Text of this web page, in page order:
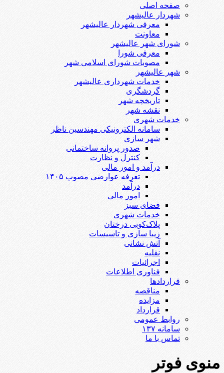
صفحه اصلی
شهردار عالیشهر
معرفی شهردار عالیشهر
معاونت
شورای شهر عالیشهر
معرفی شورا
مصوبات شورای اسلامی شهر
شهر عالیشهر
خدمات شهرداری عالیشهر
گردشگری
تاریخچه شهر
نقشه شهر
خدمات شهری
سامانه الکترونیکی مهندسین ناظر
شهر سازی
صدور پروانه ساختمانی
کنترل و نظارت
درآمد و امور مالی
تعرفه عوارضی مصوب ۱۴۰۵
درآمد
امور مالی
فضای سبز
خدمات شهری
پلاک‌کوبی درختان
زیبا سازی و تاسیسات
آتش نشانی
نقلیه
اجرائیات
فناوری اطلاعات
قراردادها
مناقصه
مزایده
قرارداد
روابط عمومی
سامانه ۱۳۷
تماس با ما
منوی فوتر